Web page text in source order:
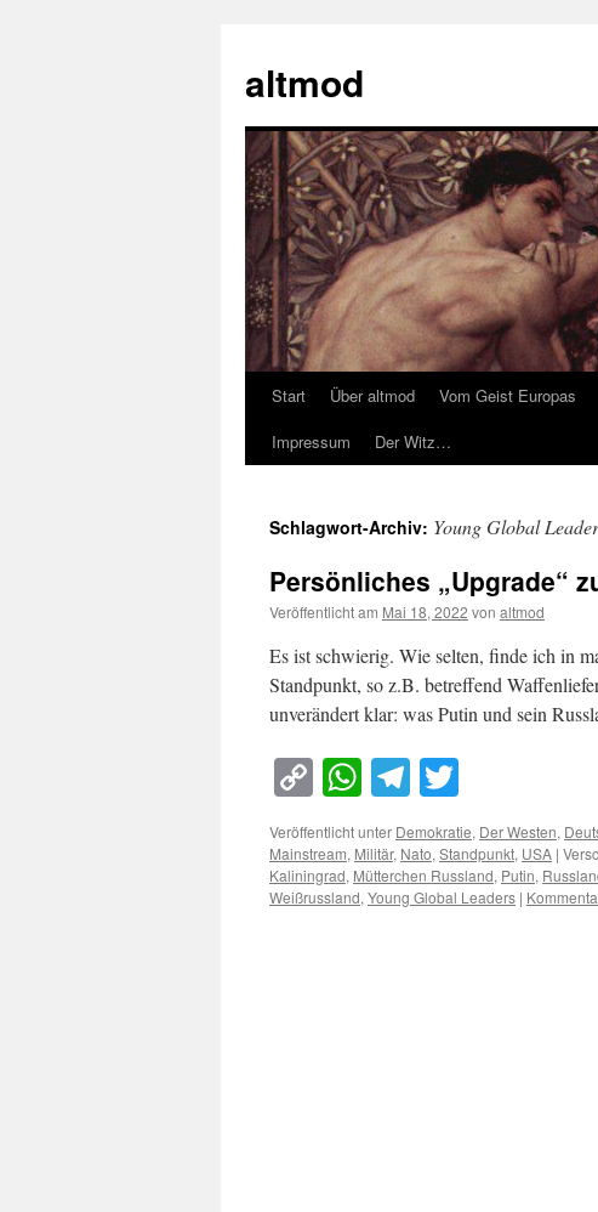
springen
altmod
Start Über altmod Vom Geist Europas
Impressum
Der Witz…
Schlagwort-Archiv: Young Global
Persönliches „Upgrade“
Veröffentlicht am Mai 18, 2022 von altmod
Es ist schwierig. Wie selten, finde ich in
Standpunkt, so z.B. betreffend
unverändert klar: was Putin und sein
Copy
Link
WhatsApp
Telegram
Veröffentlicht unter Demokratie, Der Westen,
Mainstream, Militär, Nato,Standpunkt, USA |
Kaliningrad, Mütterchen Russland, Putin,
Weißrussland,Young Global Leaders |